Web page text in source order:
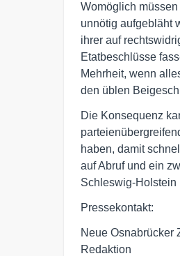
Womöglich
unnötig aufgebläht
ihrer auf
Etatbeschlüsse
Mehrheit, wenn
den üblen
Die Konsequenz
haben, damit
auf Abruf und ein
Schleswig-Holstein
Pressekontakt:
Neue Osnabrücker
Redaktion